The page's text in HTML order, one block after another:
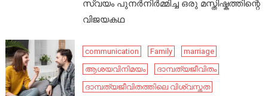
സ്വയം പുനർനിർമ്മിച്ച ഒരു മസ്തിഷ്കത്തിന്റെ
വിജയകഥ
communication Family
marriage
ആശയവിനിമയം
ദാമ്പത്യജീവിതം
ദാമ്പത്യജീവിതത്തിലെ വിശ്വസ്തത